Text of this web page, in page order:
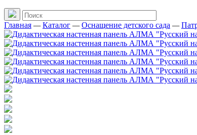
Главная —Каталог —Оснащение детского сада —